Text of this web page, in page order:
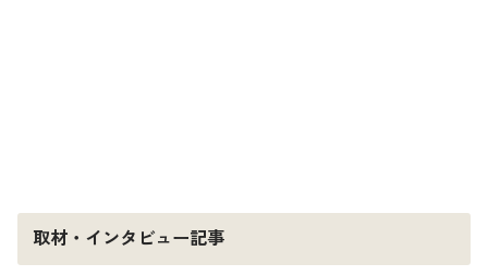
取材・インタビュー記事